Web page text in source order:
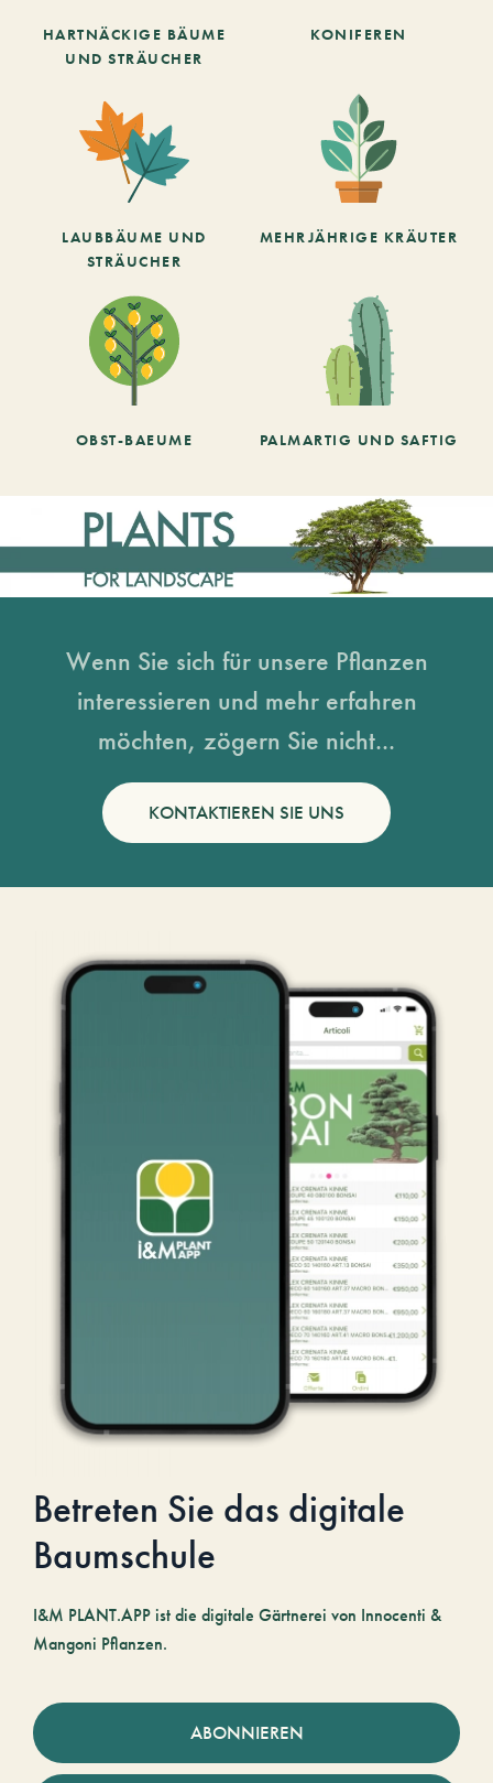
HARTNÄCKIGE BÄUME
UND STRÄUCHER
KONIFEREN
LAUBBÄUME UND
STRÄUCHER
MEHRJÄHRIGE KRÄUTER
OBST-BAEUME PALMARTIG UND SAFTIG
Wenn Sie sich für unsere Pflanzen
interessieren und mehr erfahren
möchten, zögern Sie nicht...
KONTAKTIEREN SIE UNS
Betreten Sie das digitale
Baumschule
I&M PLANT.APP ist die digitale Gärtnerei von Innocenti &
Mangoni Pflanzen.
ABONNIEREN